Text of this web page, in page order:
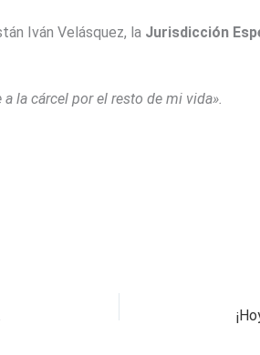
Iván Velásquez, la Jurisdicción
la cárcel por el resto de mi vida».